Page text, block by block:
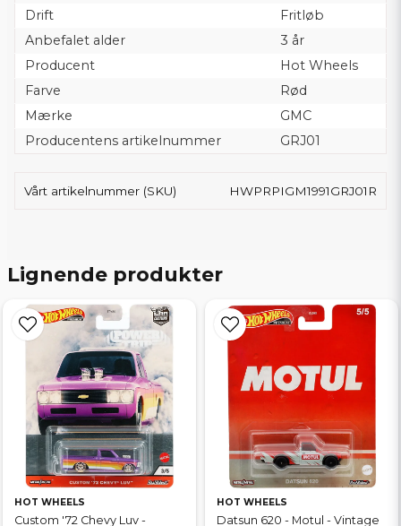
Drift
Fritløb
Anbefalet alder
3 år
Producent
Hot Wheels
Farve
Rød
Mærke
GMC
Producentens artikelnummer
GRJ01
Vårt artikelnummer (SKU) HWPRPIGM1991GRJ01R
Lignende produkter
HOT WHEELS
Custom '72 Chevy Luv -
HOT WHEELS
Datsun 620 - Motul - Vintage